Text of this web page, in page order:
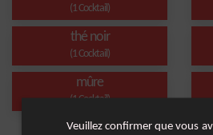
(1 Cocktail)
thé noir
(1 Cocktail)
mûre
(1 Cocktail)
Veuillez confirmer que vous